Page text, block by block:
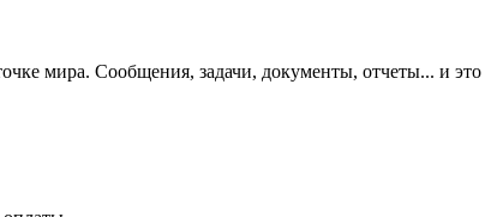
мира. Сообщения, задачи, документы, отчеты... и